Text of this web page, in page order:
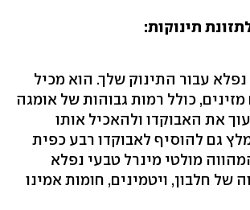
תינוקות:
נפלא עבור התינוק שלך. הוא מכיל
כולל רמות גבוהות של אומגה
את האבוקדו ולהאכיל אותו
גם להוסיף לאבוקדו רבע כפית
מולטי מינרל טבעי נפלא
של חלבון, ויטמינים, חומות אמינו